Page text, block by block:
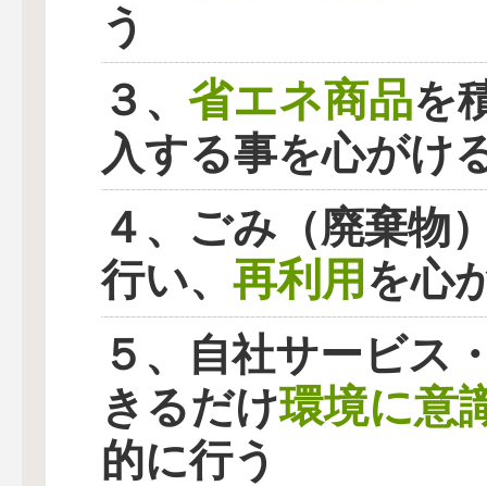
う
３、 省エネ商品を
入する事を心がけ
４、ごみ（廃棄物
行い、 再利用を心
５、自社サービス
きるだけ環境に意
的に行う